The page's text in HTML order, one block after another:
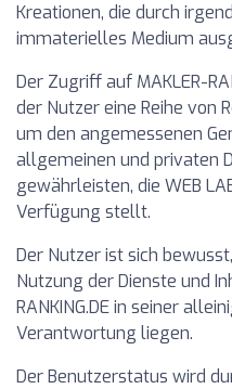
Kreationen, die durch
immaterielles Medium
Der Zugriff auf MAKLER-
der Nutzer eine Reihe von
um den angemessenen
allgemeinen und privaten
gewährleisten, die WEB
Verfügung stellt.
Der Nutzer ist sich
Nutzung der Dienste und
RANKING.DE in seiner
Verantwortung liegen.
Der Benutzerstatus wird